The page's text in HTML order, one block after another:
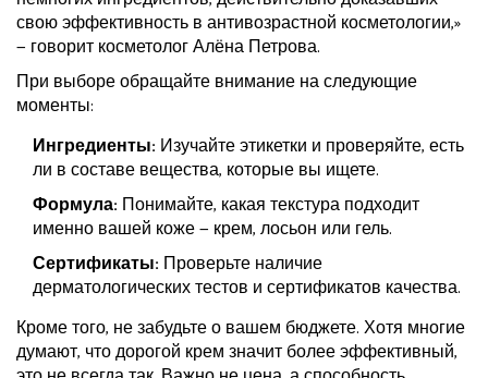
свою эффективность в антивозрастной косметологии,»
— говорит косметолог Алёна Петрова.
При выборе обращайте внимание на следующие
моменты:
Ингредиенты: Изучайте этикетки и проверяйте, есть
ли в составе вещества, которые вы ищете.
Формула: Понимайте, какая текстура подходит
именно вашей коже — крем, лосьон или гель.
Сертификаты: Проверьте наличие
дерматологических тестов и сертификатов качества.
Кроме того, не забудьте о вашем бюджете. Хотя многие
думают, что дорогой крем значит более эффективный,